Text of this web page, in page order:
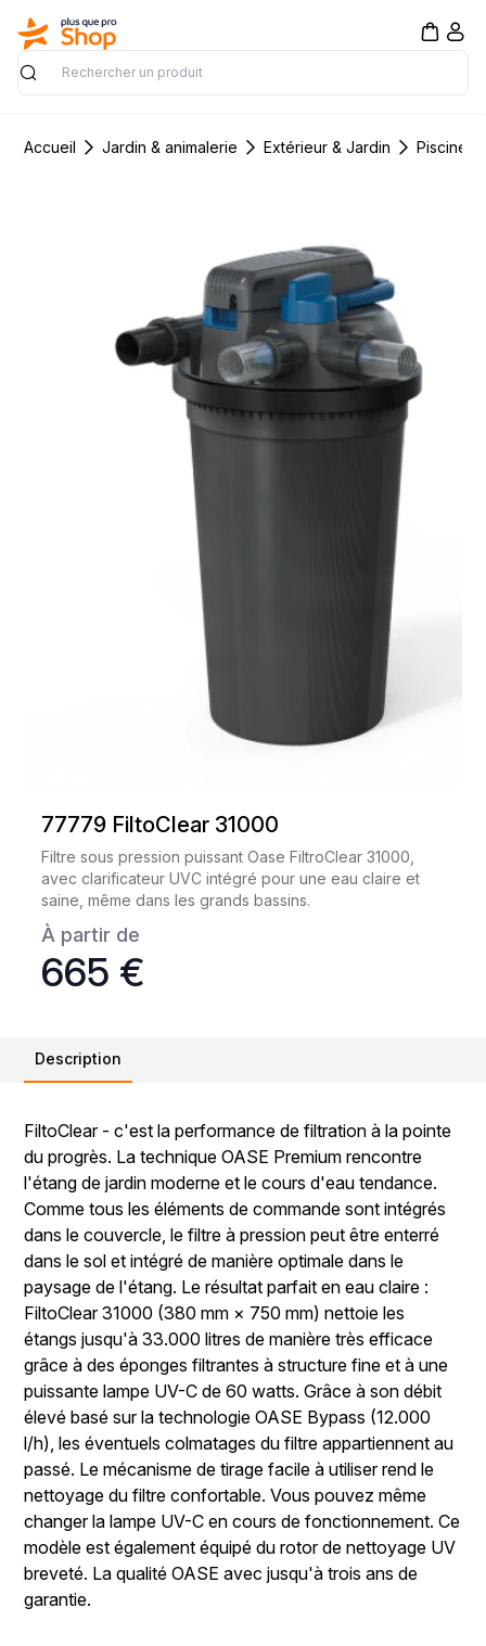
Rechercher
Accueil Jardin & animalerie Extérieur & Jardin Piscine &
77779 FiltoClear 31000
Filtre sous pression puissant Oase FiltroClear 31000,
avec clarificateur UVC intégré pour une eau claire et
saine, même dans les grands bassins.
À partir de
665 €
Description
FiltoClear - c'est la performance de filtration à la pointe
du progrès. La technique OASE Premium rencontre
l'étang de jardin moderne et le cours d'eau tendance.
Comme tous les éléments de commande sont intégrés
dans le couvercle, le filtre à pression peut être enterré
dans le sol et intégré de manière optimale dans le
paysage de l'étang. Le résultat parfait en eau claire :
FiltoClear 31000 (380 mm × 750 mm) nettoie les
étangs jusqu'à 33.000 litres de manière très efficace
grâce à des éponges filtrantes à structure fine et à une
puissante lampe UV-C de 60 watts. Grâce à son débit
élevé basé sur la technologie OASE Bypass (12.000
l/h), les éventuels colmatages du filtre appartiennent au
passé. Le mécanisme de tirage facile à utiliser rend le
nettoyage du filtre confortable. Vous pouvez même
changer la lampe UV-C en cours de fonctionnement. Ce
modèle est également équipé du rotor de nettoyage UV
breveté. La qualité OASE avec jusqu'à trois ans de
garantie.